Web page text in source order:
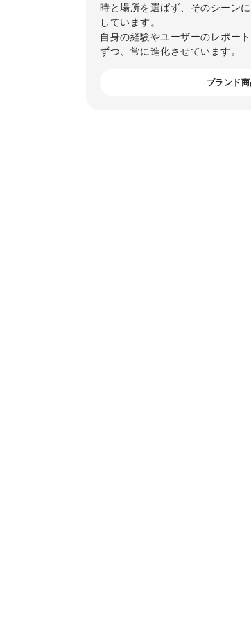
時と場所を選ばず、そのシーン
しています。
自身の経験やユーザーのレポー
ずつ、常に進化させています。
ブランド